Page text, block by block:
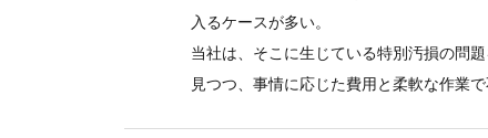
入るケースが多い。
当社は、そこに生じている特別汚損の問
見つつ、事情に応じた費用と柔軟な作業